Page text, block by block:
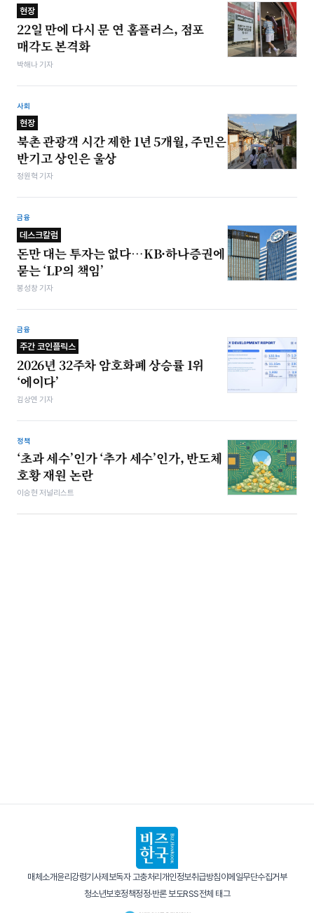
현장
22일 만에 다시 문 연 홈플러스, 점포
매각도 본격화
박해나 기자
사회
현장
북촌 관광객 시간 제한 1년 5개월, 주민은
반기고 상인은 울상
정원혁 기자
금융
데스크칼럼
돈만 대는 투자는 없다…KB·하나증권에
묻는 ‘LP의 책임’
봉성창 기자
금융
주간 코인플릭스
2026년 32주차 암호화폐 상승률 1위
‘에이다’
김상연 기자
정책
‘초과 세수’인가 ‘추가 세수’인가, 반도체
호황 재원 논란
이승현 저널리스트
매체소개윤리강령기사제보독자 고충처리 개인정보취급방침이메일무단수집거부
청소년보호정책정정·반론 보도RSS전체 태그